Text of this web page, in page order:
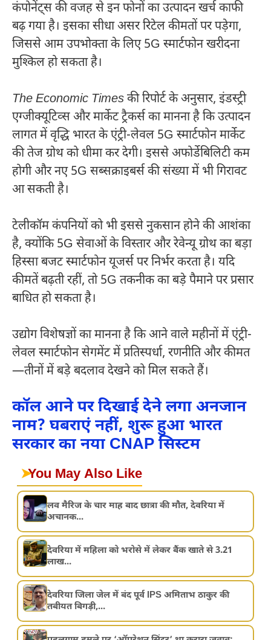
कंपोनेंट्स की वजह से इन फोनों का उत्पादन खर्च काफी
बढ़ गया है। इसका सीधा असर रिटेल कीमतों पर पड़ेगा,
जिससे आम उपभोक्ता के लिए 5G स्मार्टफोन खरीदना
मुश्किल हो सकता है।
The Economic Timesकी रिपोर्ट के अनुसार, इंडस्ट्री
एग्जीक्यूटिव्स और मार्केट ट्रैकर्स का मानना है कि उत्पादन
लागत में वृद्धि भारत के एंट्री-लेवल 5G स्मार्टफोन मार्केट
की तेज ग्रोथ को धीमा कर देगी। इससे अफोर्डेबिलिटी कम
होगी और नए 5G सब्सक्राइबर्स की संख्या में भी गिरावट
आ सकती है।
टेलीकॉम कंपनियों को भी इससे नुकसान होने की आशंका
है, क्योंकि 5G सेवाओं के विस्तार और रेवेन्यू ग्रोथ का बड़ा
हिस्सा बजट स्मार्टफोन यूजर्स पर निर्भर करता है। यदि
कीमतें बढ़ती रहीं, तो 5G तकनीक का बड़े पैमाने पर प्रसार
बाधित हो सकता है।
उद्योग विशेषज्ञों का मानना है कि आने वाले महीनों में एंट्री-
लेवल स्मार्टफोन सेगमेंट में प्रतिस्पर्धा, रणनीति और कीमत
—तीनों में बड़े बदलाव देखने को मिल सकते हैं।
कॉल आने पर दिखाई देने लगा अनजान
नाम? घबराएं नहीं, शुरू हुआ भारत
सरकार का नया CNAP सिस्टम
➤You May Also Like
लव मैरिज के चार माह बाद छात्रा की मौत, देवरिया में
अचानक...
देवरिया में महिला को भरोसे में लेकर बैंक खाते से 3.21
लाख...
देवरिया जिला जेल में बंद पूर्व IPS अमिताभ ठाकुर की
तबीयत बिगड़ी,...